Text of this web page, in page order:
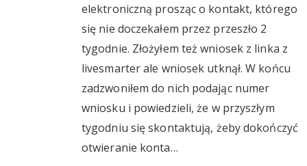
elektroniczną prosząc o kontakt, którego
się nie doczekałem przez przeszło 2
tygodnie. Złożyłem też wniosek z linka z
livesmarter ale wniosek utknął. W końcu
zadzwoniłem do nich podając numer
wniosku i powiedzieli, że w przyszłym
tygodniu się skontaktują, żeby dokończyć
otwieranie konta…